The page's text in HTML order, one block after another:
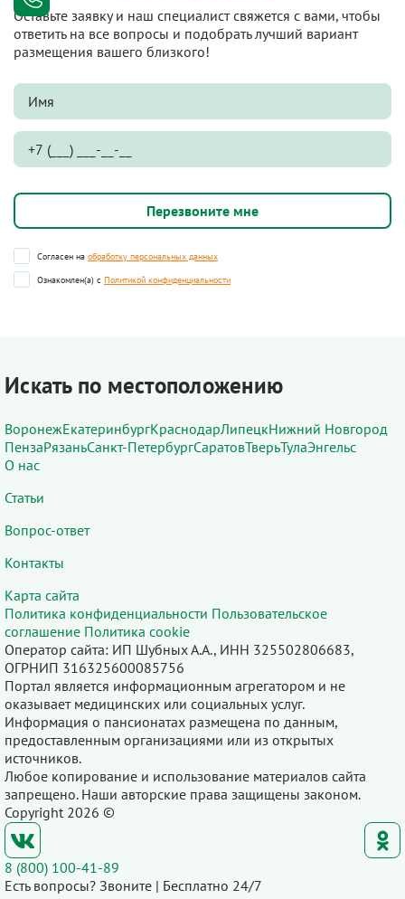
Оставьте заявку и наш специалист свяжется с вами, чтобы
ответить на все вопросы и подобрать лучший вариант
размещения вашего близкого!
Согласен на обработку персональных данных
Ознакомлен(а) с Политикой конфиденциальности
Искать по местоположению
ВоронежЕкатеринбургКраснодарЛипецкНижний Новгород
ПензаРязаньСанкт-ПетербургСаратовТверьТулаЭнгельс
О нас
Статьи
Вопрос-ответ
Контакты
Карта сайта
Политика конфиденциальности Пользовательское
соглашение Политика cookie
Оператор сайта: ИП Шубных А.А., ИНН 325502806683,
ОГРНИП 316325600085756
Портал является информационным агрегатором и не
оказывает медицинских или социальных услуг.
Информация о пансионатах размещена по данным,
предоставленным организациями или из открытых
источников.
Любое копирование и использование материалов сайта
запрещено. Наши авторские права защищены законом.
Copyright 2026 ©
8 (800) 100-41-89
Есть вопросы? Звоните | Бесплатно 24/7